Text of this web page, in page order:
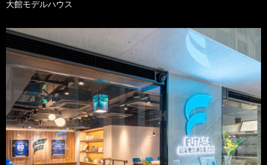
大館モデルハウス